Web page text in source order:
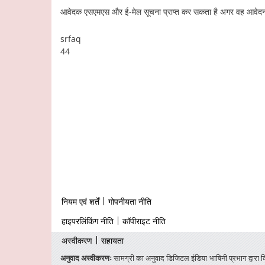
आवेदक एसएमएस और ई-मेल सूचना प्राप्त कर सकता है अगर वह
srfaq
44
Footer
firstmenu
नियम एवं शर्तें गोपनीयता नीति
Footer
Middle
हाइपरलिंकिंग नीति कॉपीराइट नीति
Footer
Secondmenu
अस्वीकरण सहायता
अनुवाद अस्वीकरणःसामग्री का अनुवाद डिजिटल इंडिया भाषिनी प्रभाग